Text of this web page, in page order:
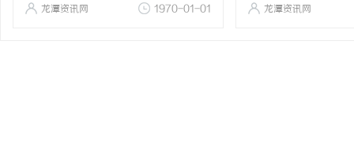
龙潭资讯网 1970-01-01 龙潭资讯网